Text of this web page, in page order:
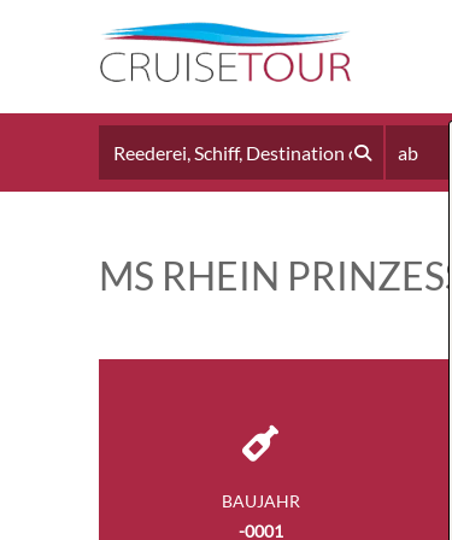
ab
MS RHEIN
BAUJAHR
-0001